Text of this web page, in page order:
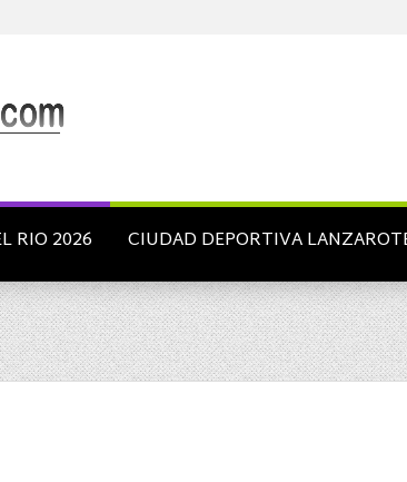
RIO 2026 CIUDAD DEPORTIVA